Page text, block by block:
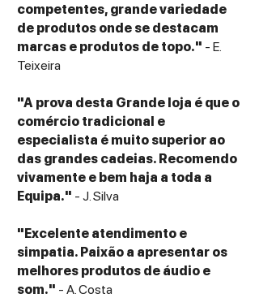
competentes, grande variedade
de produtos onde se destacam
marcas e produtos de topo." - E.
Teixeira
"A prova desta Grande loja é que o
comércio tradicional e
especialista é muito superior ao
das grandes cadeias. Recomendo
vivamente e bem haja a toda a
Equipa." - J. Silva
"Excelente atendimento e
simpatia. Paixão a apresentar os
melhores produtos de áudio e
som." - A. Costa